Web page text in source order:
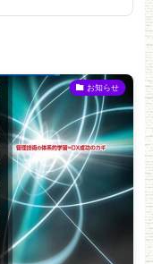
お知らせ